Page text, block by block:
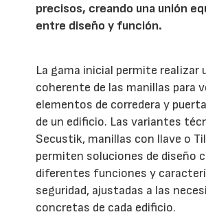
precisos, creando una unión
entre diseño y función.
La gama inicial permite realizar
coherente de las manillas para
elementos de corredera y
de un edificio. Las variantes
Secustik, manillas con llave o
permiten soluciones de diseño
diferentes funciones y
seguridad, ajustadas a las
concretas de cada edificio.